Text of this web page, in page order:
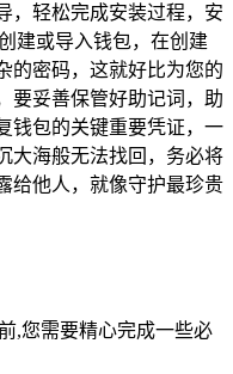
，轻松完成安装过程，安
建或导入钱包，在创建
的密码，这就好比为您的
要妥善保管好助记词，助
钱包的关键重要凭证，一
大海般无法找回，务必将
给他人，就像守护最珍贵
,您需要精心完成一些必